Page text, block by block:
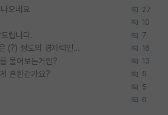
오네요 27
10
립니다. 7
박사진학하기에 2억은 괜찮은 (?) 정도의 경제력인가요 16
물어보는거임? 13
흔한건가요? 5
5
6